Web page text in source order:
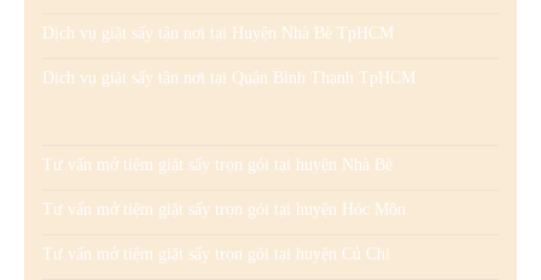
Dịch vụ giặt sấy tận nơi tại Huyện Nhà Bè TpHCM
Dịch vụ giặt sấy tận nơi tại Quận Bình Thạnh TpHCM
Tư vấn mở tiệm giặt sấy trọn gói tại huyện Nhà Bè
Tư vấn mở tiệm giặt sấy trọn gói tại huyện Hóc Môn
Tư vấn mở tiệm giặt sấy trọn gói tại huyện Củ Chi